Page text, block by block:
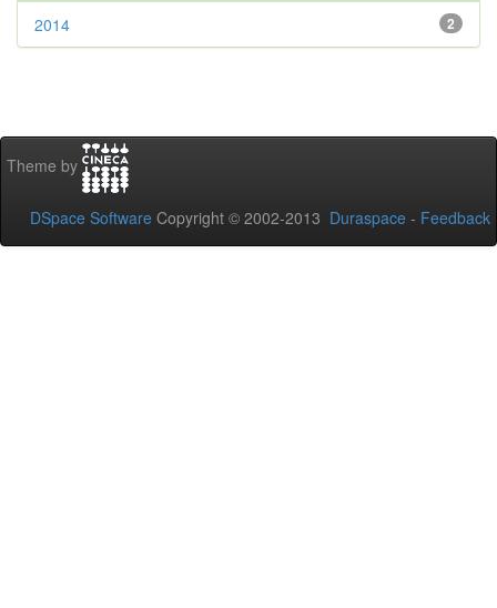
2
2014
Theme by
DSpace Software Copyright © 2002-2013 Duraspace - Feedback